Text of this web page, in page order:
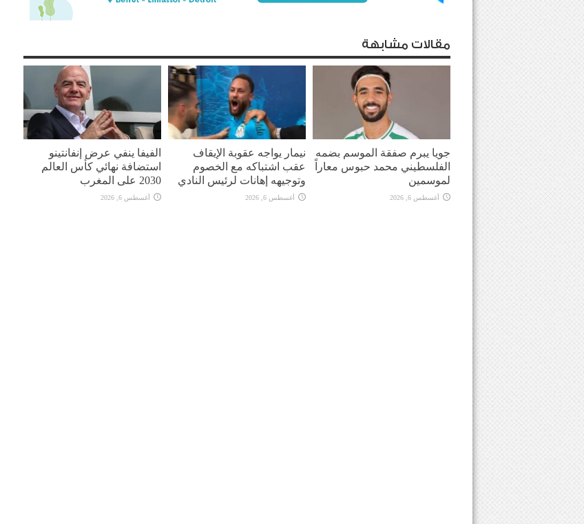
مقالات مشابهة
جويا يبرم صفقة الموسم بضمه
الفلسطيني محمد حبوس معاراً
لموسمين
أغسطس 6, 2026
نيمار يواجه عقوبة الإيقاف
عقب اشتباكه مع الخصوم
وتوجيهه إهانات لرئيس النادي
أغسطس 6, 2026
الفيفا ينفي عرض إنفانتينو
استضافة نهائي كأس العالم
2030 على المغرب
أغسطس 6, 2026